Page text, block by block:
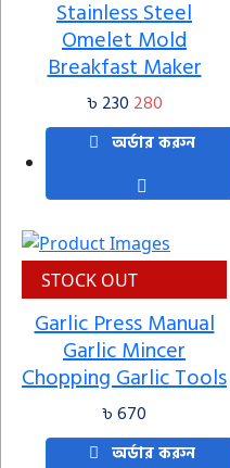
Stainless Steel
Omelet Mold
Breakfast Maker
৳ 230 280
অর্ডার করুন
STOCK OUT
Garlic Press Manual
Garlic Mincer
Chopping Garlic Tools
৳ 670
অর্ডার করুন